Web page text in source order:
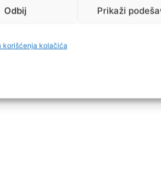
Odbij Prikaži
korišćenja kolačića